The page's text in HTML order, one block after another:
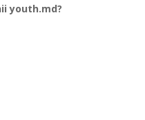
youth.md?